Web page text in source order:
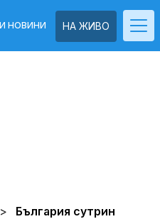
НА ЖИВО
НОВИНИ
България сутрин